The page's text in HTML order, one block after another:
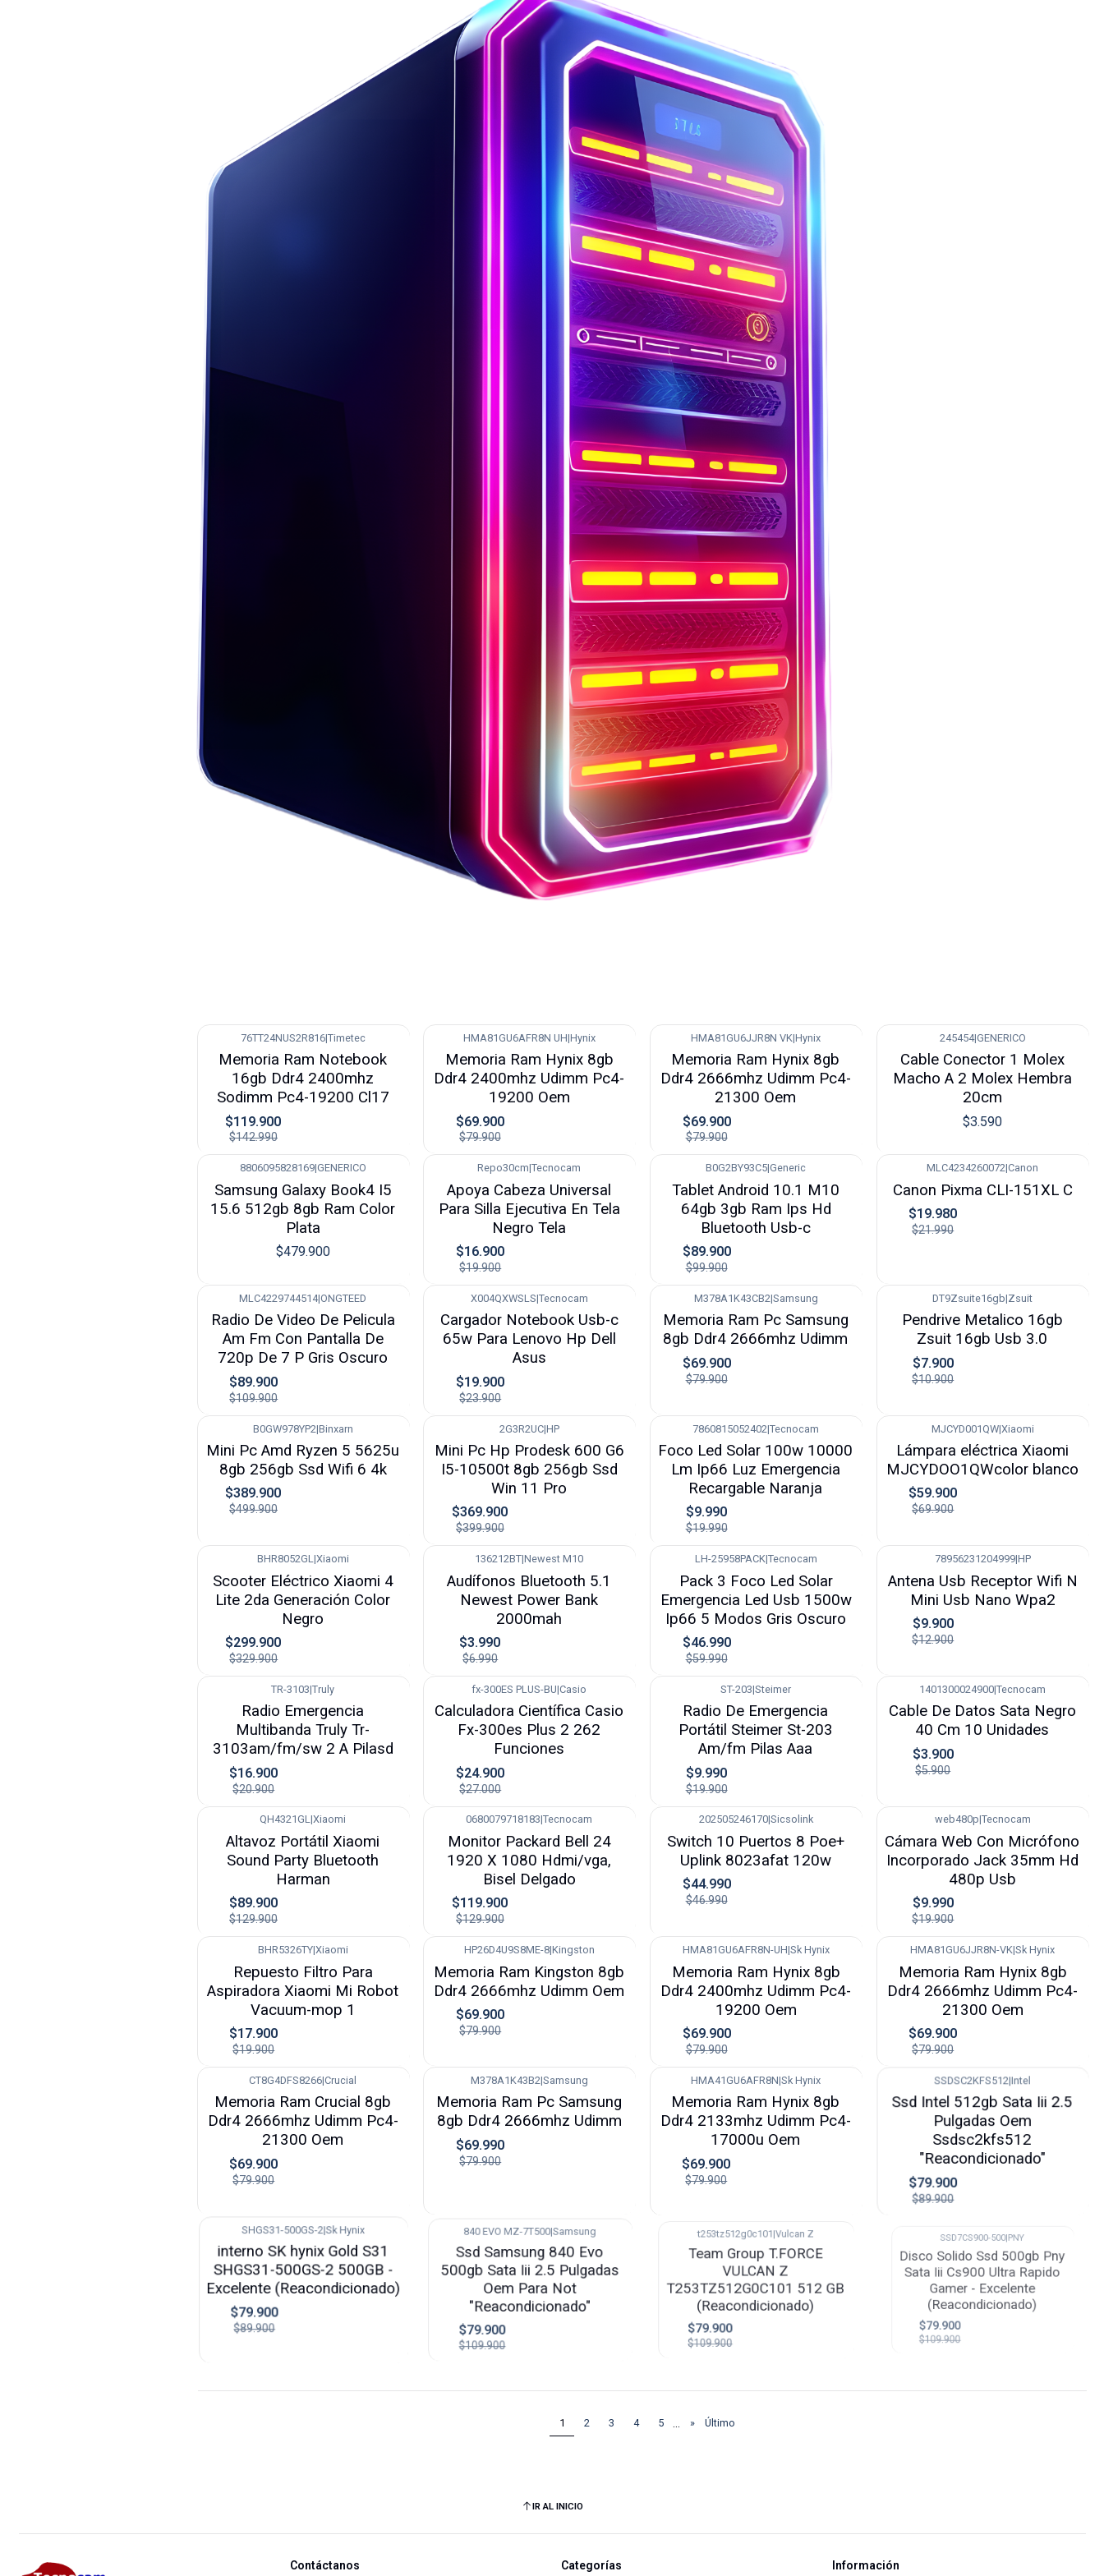
Nuevo
76TT24NUS2R816|Timetec
Memoria Ram Notebook
16gb Ddr4 2400mhz
Sodimm Pc4-19200 Cl17
$119.900
$142.990
Nuevo
HMA81GU6AFR8N UH|Hynix
Memoria Ram Hynix 8gb
Ddr4 2400mhz Udimm Pc4-
19200 Oem
$69.900
$79.900
Nuevo
HMA81GU6JJR8N VK|Hynix
Memoria Ram Hynix 8gb
Ddr4 2666mhz Udimm Pc4-
21300 Oem
$69.900
$79.900
245454|GENERICO
Cable Conector 1 Molex
Macho A 2 Molex Hembra
20cm
$3.590
8806095828169|GENERICO
Samsung Galaxy Book4 I5
15.6 512gb 8gb Ram Color
Plata
$479.900
Repo30cm|Tecnocam
Apoya Cabeza Universal
Para Silla Ejecutiva En Tela
Negro Tela
$16.900
$19.900
B0G2BY93C5|Generic
Tablet Android 10.1 M10
64gb 3gb Ram Ips Hd
Bluetooth Usb-c
$89.900
$99.900
MLC4234260072|Canon
Canon Pixma CLI-151XL C
$19.980
$21.990
MLC4229744514|ONGTEED
Radio De Video De Pelicula
Am Fm Con Pantalla De
720p De 7 P Gris Oscuro
$89.900
$109.900
X004QXWSLS|Tecnocam
Cargador Notebook Usb-c
65w Para Lenovo Hp Dell
Asus
$19.900
$23.900
M378A1K43CB2|Samsung
Memoria Ram Pc Samsung
8gb Ddr4 2666mhz Udimm
$69.900
$79.900
DT9Zsuite16gb|Zsuit
Pendrive Metalico 16gb
Zsuit 16gb Usb 3.0
$7.900
$10.900
B0GW978YP2|Binxarn
Mini Pc Amd Ryzen 5 5625u
8gb 256gb Ssd Wifi 6 4k
$389.900
$499.900
2G3R2UC|HP
Mini Pc Hp Prodesk 600 G6
I5-10500t 8gb 256gb Ssd
Win 11 Pro
$369.900
$399.900
7860815052402|Tecnocam
Foco Led Solar 100w 10000
Lm Ip66 Luz Emergencia
Recargable Naranja
$9.990
$19.990
MJCYD001QW|Xiaomi
Lámpara eléctrica Xiaomi
MJCYDOO1QWcolor blanco
$59.900
$69.900
BHR8052GL|Xiaomi
Scooter Eléctrico Xiaomi 4
Lite 2da Generación Color
Negro
$299.900
$329.900
136212BT|Newest M10
Audífonos Bluetooth 5.1
Newest Power Bank
2000mah
$3.990
$6.990
LH-25958PACK|Tecnocam
Pack 3 Foco Led Solar
Emergencia Led Usb 1500w
Ip66 5 Modos Gris Oscuro
$46.990
$59.990
78956231204999|HP
Antena Usb Receptor Wifi N
Mini Usb Nano Wpa2
$9.900
$12.900
TR-3103|Truly
Radio Emergencia
Multibanda Truly Tr-
3103am/fm/sw 2 A Pilasd
$16.900
$20.900
fx-300ES PLUS-BU|Casio
Calculadora Científica Casio
Fx-300es Plus 2 262
Funciones
$24.900
$27.000
ST-203|Steimer
Radio De Emergencia
Portátil Steimer St-203
Am/fm Pilas Aaa
$9.990
$19.900
1401300024900|Tecnocam
Cable De Datos Sata Negro
40 Cm 10 Unidades
$3.900
$5.900
QH4321GL|Xiaomi
Altavoz Portátil Xiaomi
Sound Party Bluetooth
Harman
$89.900
$129.900
0680079718183|Tecnocam
Monitor Packard Bell 24
1920 X 1080 Hdmi/vga,
Bisel Delgado
$119.900
$129.900
202505246170|Sicsolink
Switch 10 Puertos 8 Poe+
Uplink 8023afat 120w
$44.990
$46.990
web480p|Tecnocam
Cámara Web Con Micrófono
Incorporado Jack 35mm Hd
480p Usb
$9.990
$19.900
BHR5326TY|Xiaomi
Repuesto Filtro Para
Aspiradora Xiaomi Mi Robot
Vacuum-mop 1
$17.900
$19.900
HP26D4U9S8ME-8|Kingston
Memoria Ram Kingston 8gb
Ddr4 2666mhz Udimm Oem
$69.900
$79.900
HMA81GU6AFR8N-UH|Sk Hynix
Memoria Ram Hynix 8gb
Ddr4 2400mhz Udimm Pc4-
19200 Oem
$69.900
$79.900
HMA81GU6JJR8N-VK|Sk Hynix
Memoria Ram Hynix 8gb
Ddr4 2666mhz Udimm Pc4-
21300 Oem
$69.900
$79.900
CT8G4DFS8266|Crucial
Memoria Ram Crucial 8gb
Ddr4 2666mhz Udimm Pc4-
21300 Oem
$69.900
$79.900
M378A1K43B2|Samsung
Memoria Ram Pc Samsung
8gb Ddr4 2666mhz Udimm
$69.990
$79.900
HMA41GU6AFR8N|Sk Hynix
Memoria Ram Hynix 8gb
Ddr4 2133mhz Udimm Pc4-
17000u Oem
$69.900
$79.900
SSDSC2KFS512|Intel
Ssd Intel 512gb Sata Iii 2.5
Pulgadas Oem
Ssdsc2kfs512
"Reacondicionado"
$79.900
$89.900
SHGS31-500GS-2|Sk Hynix
interno SK hynix Gold S31
SHGS31-500GS-2 500GB -
Excelente (Reacondicionado)
$79.900
$89.900
840 EVO MZ-7T500|Samsung
Ssd Samsung 840 Evo
500gb Sata Iii 2.5 Pulgadas
Oem Para Not
"Reacondicionado"
$79.900
$109.900
t253tz512g0c101|Vulcan Z
Team Group T.FORCE
VULCAN Z
T253TZ512G0C101 512 GB
(Reacondicionado)
$79.900
$109.900
Disco Solido Ssd 500gb Pny
Sata Iii Cs900 Ultra Rapido
Gamer - Excelente
(Reacondicionado)
$79.900
$109.900
1 2 3 4 5 ... » Último
IR AL INICIO
Contáctanos Categorías Información